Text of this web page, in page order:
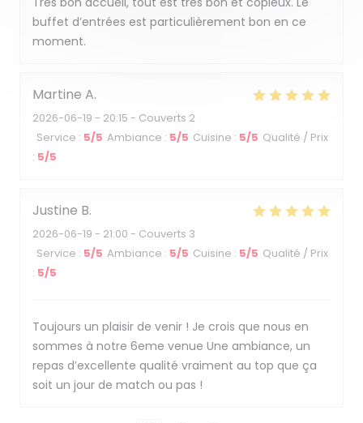
buffet d’entrées est particulièrement bon en ce
moment.
Martine A
2026-06-19 - 20:15 - Couverts 2
Service : 5/5 Ambiance : 5/5 Cuisine : 5/5 Qualité / Prix
: 5/5
Justine B
2026-06-19 - 21:00 - Couverts 3
Service : 5/5 Ambiance : 5/5 Cuisine : 5/5 Qualité / Prix
: 5/5
Toujours un plaisir de venir ! Je crois que nous en
sommes à notre 6eme venue Une ambiance, un
repas d’excellente qualité vraiment au top que ça
soit un jour de match ou pas !